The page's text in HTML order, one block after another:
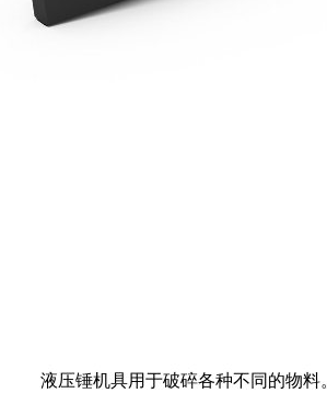
液压锤机具用于破碎各种不同的物料。